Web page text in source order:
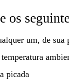
os
um, de sua
picada